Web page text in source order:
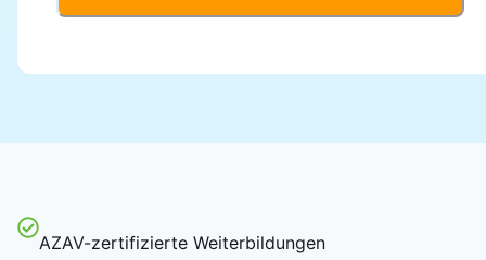
AZAV-zertifizierte Weiterbildungen